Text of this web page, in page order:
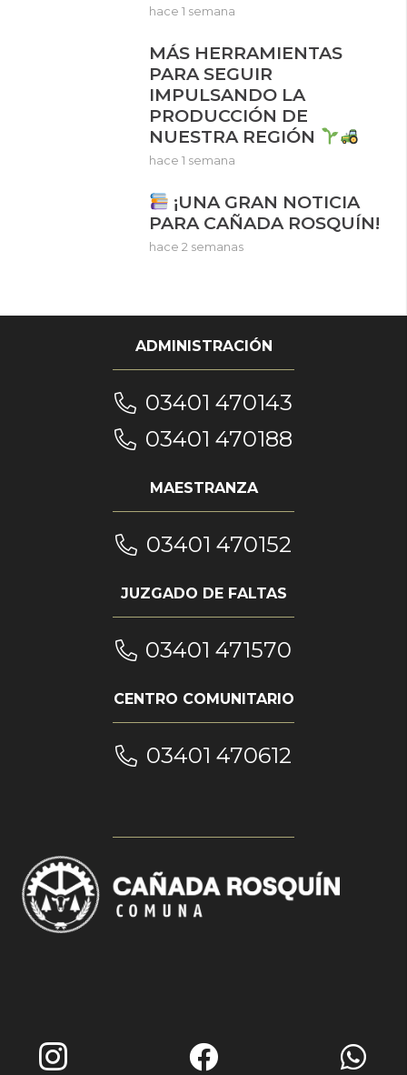
hace 1 semana
MÁS HERRAMIENTAS
PARA SEGUIR
IMPULSANDO LA
PRODUCCIÓN DE
NUESTRA REGIÓN
hace 1 semana
¡UNA GRAN NOTICIA
PARA CAÑADA ROSQUÍN!
hace 2 semanas
ADMINISTRACIÓN
03401 470143
03401 470188
MAESTRANZA
03401 470152
JUZGADO DE FALTAS
03401 471570
CENTRO COMUNITARIO
03401 470612